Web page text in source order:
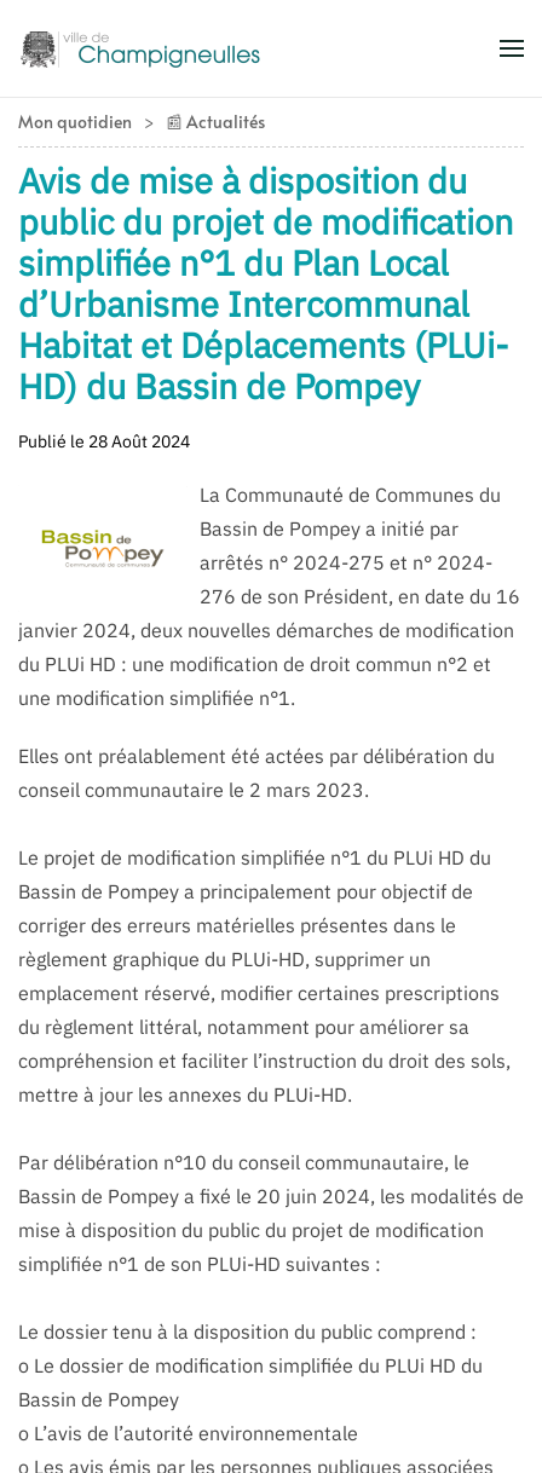
Accéder au contenu principal
Mon quotidien 📰 Actualités
Avis de mise à disposition du
public du projet de modification
simplifiée n°1 du Plan Local
d’Urbanisme Intercommunal
Habitat et Déplacements (PLUi-
HD) du Bassin de Pompey
Publié le 28 Août 2024
La Communauté de Communes du
Bassin de Pompey a initié par
arrêtés n° 2024-275 et n° 2024-
276 de son Président, en date du 16
janvier 2024, deux nouvelles démarches de modification
du PLUi HD : une modification de droit commun n°2 et
une modification simplifiée n°1.
Elles ont préalablement été actées par délibération du
conseil communautaire le 2 mars 2023.
Le projet de modification simplifiée n°1 du PLUi HD du
Bassin de Pompey a principalement pour objectif de
corriger des erreurs matérielles présentes dans le
règlement graphique du PLUi-HD, supprimer un
emplacement réservé, modifier certaines prescriptions
du règlement littéral, notamment pour améliorer sa
compréhension et faciliter l’instruction du droit des sols,
mettre à jour les annexes du PLUi-HD.
Par délibération n°10 du conseil communautaire, le
Bassin de Pompey a fixé le 20 juin 2024, les modalités de
mise à disposition du public du projet de modification
simplifiée n°1 de son PLUi-HD suivantes :
Le dossier tenu à la disposition du public comprend :
o Le dossier de modification simplifiée du PLUi HD du
Bassin de Pompey
o L’avis de l’autorité environnementale
o Les avis émis par les personnes publiques associées